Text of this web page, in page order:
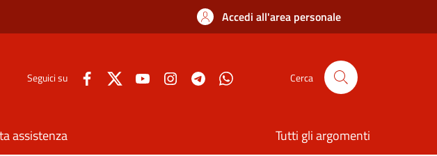
Accedi all'area personale
Seguici su Cerca
assistenza Tutti gli argomenti